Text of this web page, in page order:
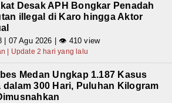
Desak APH Bongkar Penadah
illegal di Karo hingga Aktor
| 07 Agu 2026 | 👁 410 view
| Update 2 hari yang lalu
Medan Ungkap 1.187 Kasus
dalam 300 Hari, Puluhan Kilogram